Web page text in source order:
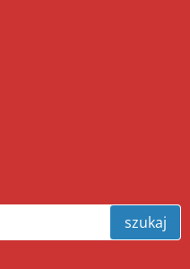
szukaj